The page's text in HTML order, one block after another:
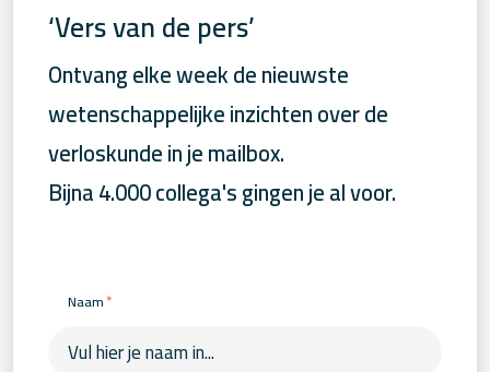
‘Vers van de pers’
Ontvang elke week de nieuwste
wetenschappelijke inzichten over de
verloskunde in je mailbox.
Bijna 4.000 collega's gingen je al voor.
Naam*